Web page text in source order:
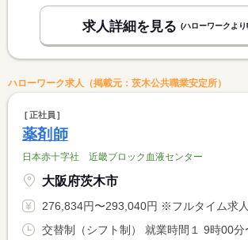
求人詳細を見る (ハローワークより
ハローワーク求人（掲載元：茨木公共職業安定所）
正社員
薬剤師
日本赤十字社 近畿ブロック血液センター
大阪府茨木市
276,834円〜293,040円 ※フルタイム求人の場合は月額（換算額）、パート求人の場合は
交替制（シフト制） 就業時間１ 9時00